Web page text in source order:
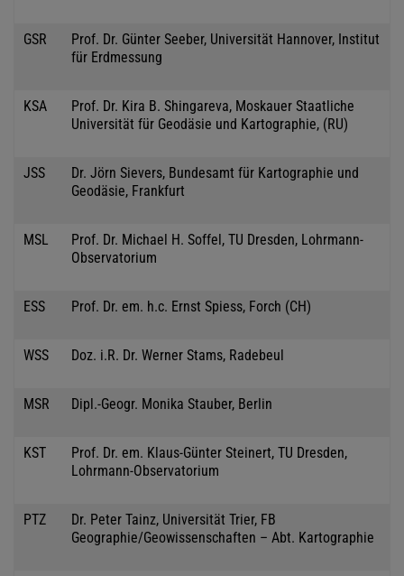
GSR
Prof. Dr. Günter Seeber, Universität Hannover, Institut
für Erdmessung
KSA
Prof. Dr. Kira B. Shingareva, Moskauer Staatliche
Universität für Geodäsie und Kartographie, (RU)
JSS
Dr. Jörn Sievers, Bundesamt für Kartographie und
Geodäsie, Frankfurt
MSL
Prof. Dr. Michael H. Soffel, TU Dresden, Lohrmann-
Observatorium
ESS Prof. Dr. em. h.c. Ernst Spiess, Forch (CH)
WSS Doz. i.R. Dr. Werner Stams, Radebeul
MSR Dipl.-Geogr. Monika Stauber, Berlin
KST
Prof. Dr. em. Klaus-Günter Steinert, TU Dresden,
Lohrmann-Observatorium
PTZ
Dr. Peter Tainz, Universität Trier, FB
Geographie/Geowissenschaften – Abt. Kartographie